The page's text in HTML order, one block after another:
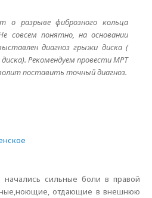
о разрыве фиброзного кольца
совсем понятно, на основании
диагноз грыжи диска (
Рекомендуем провести МРТ
поставить точный диагноз.
начались сильные боли в правой
отдающие в внешнюю